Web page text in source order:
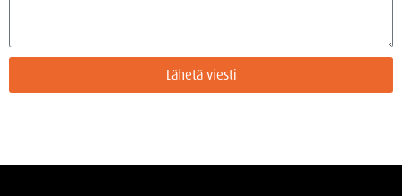
Lähetä viesti